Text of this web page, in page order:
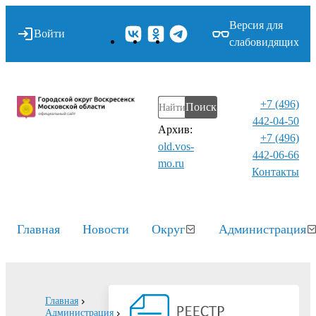
Войти
Версия для
слабовидящих
Поиск
Архив:
old.vos-
mo.ru
+7 (496)
442-04-50
+7 (496)
442-06-66
Контакты⁠
Главная Новости Округ Администрация
Главная
Администрация